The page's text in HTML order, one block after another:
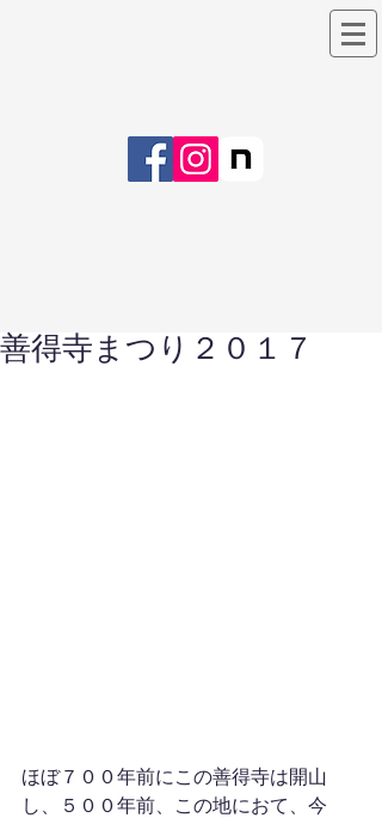
善得寺まつり２０１７
ほぼ７００年前にこの善得寺は開山
し、５００年前、この地におて、今